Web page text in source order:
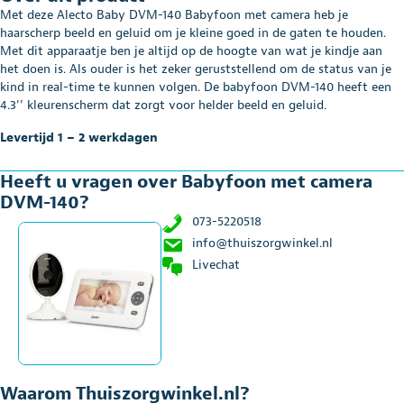
140
aantal
Met deze Alecto Baby DVM-140 Babyfoon met camera heb je
haarscherp beeld en geluid om je kleine goed in de gaten te houden.
Met dit apparaatje ben je altijd op de hoogte van wat je kindje aan
het doen is. Als ouder is het zeker geruststellend om de status van je
kind in real-time te kunnen volgen. De babyfoon DVM-140 heeft een
4.3’’ kleurenscherm dat zorgt voor helder beeld en geluid.
Levertijd 1 – 2 werkdagen
Heeft u vragen over Babyfoon met camera
DVM-140?
073-5220518
info@thuiszorgwinkel.nl
Livechat
Waarom Thuiszorgwinkel.nl?